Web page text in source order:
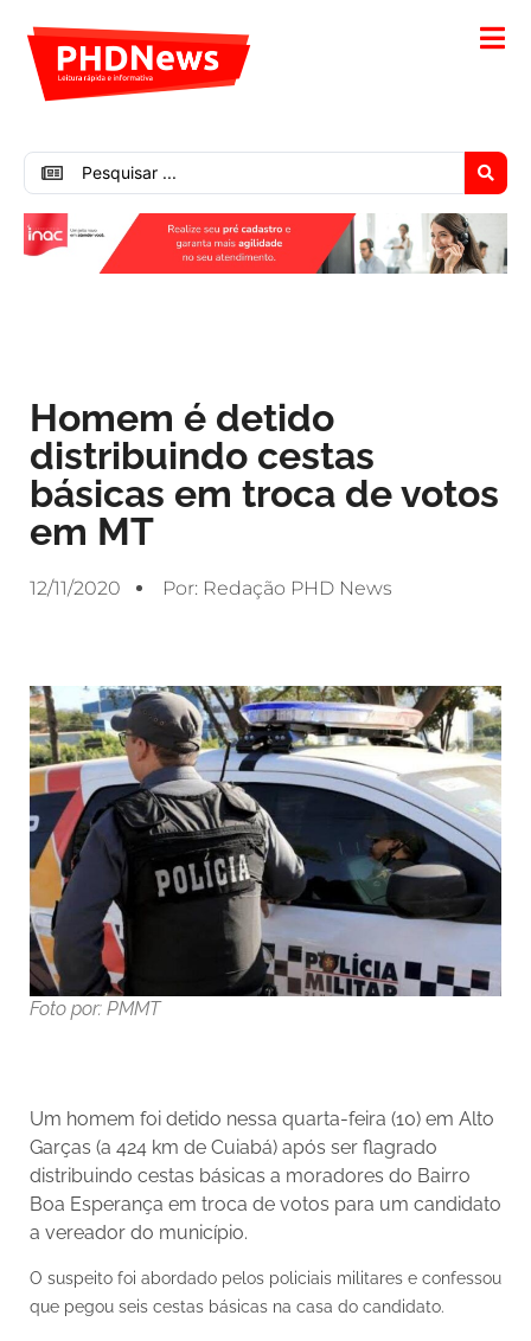
Homem é detido
distribuindo cestas
básicas em troca de votos
em MT
12/11/2020 Por: Redação PHD News
Foto por: PMMT
Um homem foi detido nessa quarta-feira (10) em Alto
Garças (a 424 km de Cuiabá) após ser flagrado
distribuindo cestas básicas a moradores do Bairro
Boa Esperança em troca de votos para um candidato
a vereador do município.
O suspeito foi abordado pelos policiais militares e confessou
que pegou seis cestas básicas na casa do candidato.